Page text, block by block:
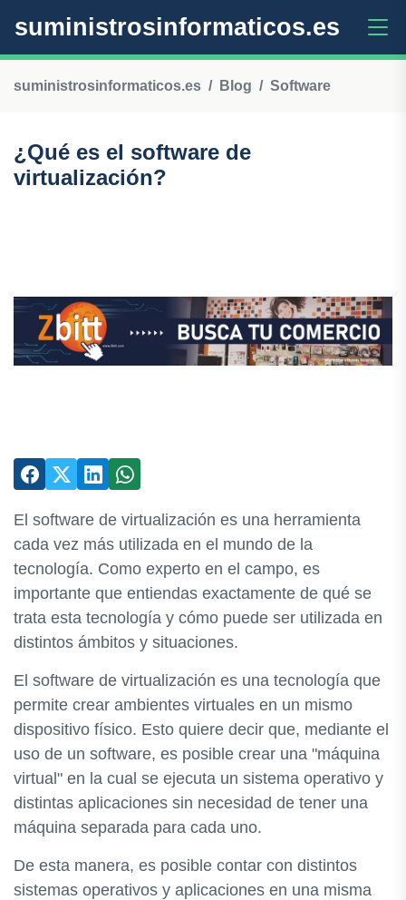
suministrosinformaticos.es
suministrosinformaticos.es Blog Software
¿Qué es el software de
virtualización?
El software de virtualización es una herramienta
cada vez más utilizada en el mundo de la
tecnología. Como experto en el campo, es
importante que entiendas exactamente de qué se
trata esta tecnología y cómo puede ser utilizada en
distintos ámbitos y situaciones.
El software de virtualización es una tecnología que
permite crear ambientes virtuales en un mismo
dispositivo físico. Esto quiere decir que, mediante el
uso de un software, es posible crear una "máquina
virtual" en la cual se ejecuta un sistema operativo y
distintas aplicaciones sin necesidad de tener una
máquina separada para cada uno.
De esta manera, es posible contar con distintos
sistemas operativos y aplicaciones en una misma